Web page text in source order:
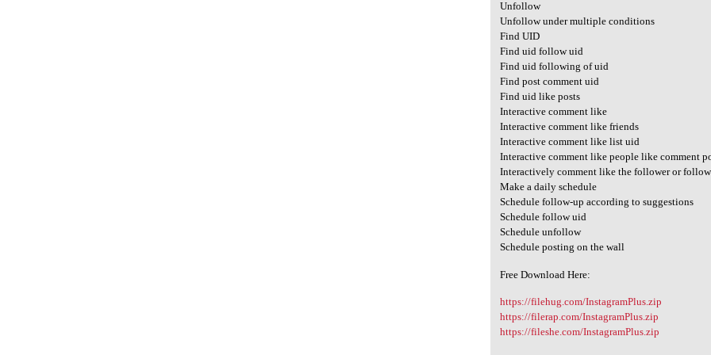
Unfollow
Unfollow under multiple conditions
Find UID
Find uid follow uid
Find uid following of uid
Find post comment uid
Find uid like posts
Interactive comment like
Interactive comment like friends
Interactive comment like list uid
Interactive comment like people like comment
Interactively comment like the follower or
Make a daily schedule
Schedule follow-up according to suggestions
Schedule follow uid
Schedule unfollow
Schedule posting on the wall
Free Download Here:
https://filehug.com/InstagramPlus.zip
https://filerap.com/InstagramPlus.zip
https://fileshe.com/InstagramPlus.zip